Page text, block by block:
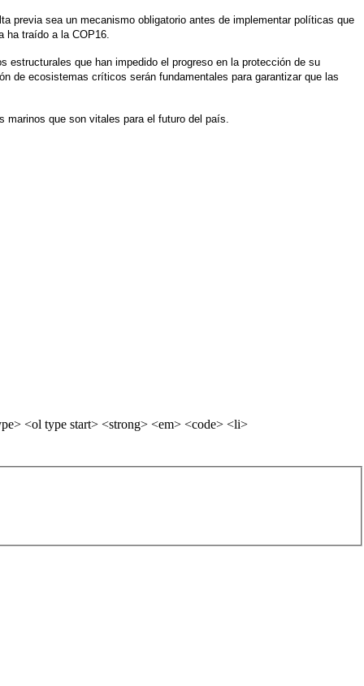
previa sea un mecanismo obligatorio antes de implementar políticas que
ha traído a la COP16.
estructurales que han impedido el progreso en la protección de su
de ecosistemas críticos serán fundamentales para garantizar que las
marinos que son vitales para el futuro del país.
<ol type start> <strong> <em> <code> <li>